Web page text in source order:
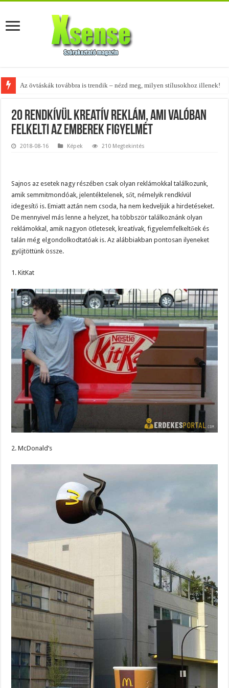
Az övtáskák továbbra is trendik – nézd meg, milyen stílusokhoz illenek!
A tökéletes táskák férfiaknak – fedezd fel az 5 legjobb fazont!
20 rendkívül kreatív reklám, ami valóban
felkelti az emberek figyelmét
2018-08-16 Képek 210 Megtekintés
Sajnos az esetek nagy részében csak olyan reklámokkal találkozunk,
amik semmitmondóak, jelentéktelenek, sőt, némelyik rendkívül
idegesítő is. Emiatt aztán nem csoda, ha nem kedveljük a hirdetéseket.
De mennyivel más lenne a helyzet, ha többször találkoznánk olyan
reklámokkal, amik nagyon ötletesek, kreatívak, figyelemfelkeltőek és
talán még elgondolkodtatóak is. Az alábbiakban pontosan ilyeneket
gyűjtöttünk össze.
1. KitKat
2. McDonald’s